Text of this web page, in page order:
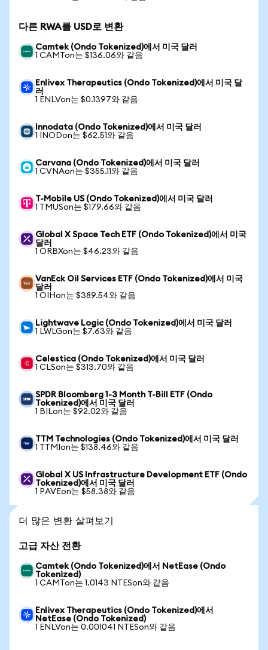
다른 RWA를 USD로 변환
Camtek (Ondo Tokenized)에서 미국 달러
1 CAMTon는 $136.06와 같음
Enlivex Therapeutics (Ondo Tokenized)에서 미국 달
러
1 ENLVon는 $0.1397와 같음
Innodata (Ondo Tokenized)에서 미국 달러
1 INODon는 $62.51와 같음
Carvana (Ondo Tokenized)에서 미국 달러
1 CVNAon는 $355.11와 같음
T-Mobile US (Ondo Tokenized)에서 미국 달러
1 TMUSon는 $179.66와 같음
Global X Space Tech ETF (Ondo Tokenized)에서 미국
달러
1 ORBXon는 $46.23와 같음
VanEck Oil Services ETF (Ondo Tokenized)에서 미국
달러
1 OIHon는 $389.54와 같음
Lightwave Logic (Ondo Tokenized)에서 미국 달러
1 LWLGon는 $7.63와 같음
Celestica (Ondo Tokenized)에서 미국 달러
1 CLSon는 $313.70와 같음
SPDR Bloomberg 1-3 Month T-Bill ETF (Ondo
Tokenized)에서 미국 달러
1 BILon는 $92.02와 같음
TTM Technologies (Ondo Tokenized)에서 미국 달러
1 TTMIon는 $138.46와 같음
Global X US Infrastructure Development ETF (Ondo
Tokenized)에서 미국 달러
1 PAVEon는 $58.38와 같음
더 많은 변환 살펴보기
고급 자산 전환
Camtek (Ondo Tokenized)에서 NetEase (Ondo
Tokenized)
1 CAMTon는 1.0143 NTESon와 같음
Enlivex Therapeutics (Ondo Tokenized)에서
NetEase (Ondo Tokenized)
1 ENLVon는 0.001041 NTESon와 같음